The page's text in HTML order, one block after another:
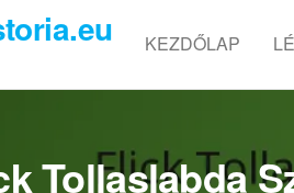
KEZDŐLAP
Tollaslabda